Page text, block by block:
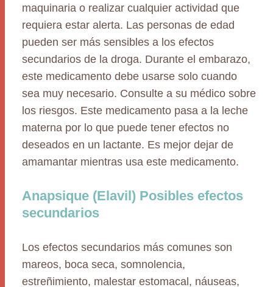
maquinaria o realizar cualquier actividad que
requiera estar alerta. Las personas de edad
pueden ser más sensibles a los efectos
secundarios de la droga. Durante el embarazo,
este medicamento debe usarse solo cuando
sea muy necesario. Consulte a su médico sobre
los riesgos. Este medicamento pasa a la leche
materna por lo que puede tener efectos no
deseados en un lactante. Es mejor dejar de
amamantar mientras usa este medicamento.
Anapsique (Elavil) Posibles efectos
secundarios
Los efectos secundarios más comunes son
mareos, boca seca, somnolencia,
estreñimiento, malestar estomacal, náuseas,